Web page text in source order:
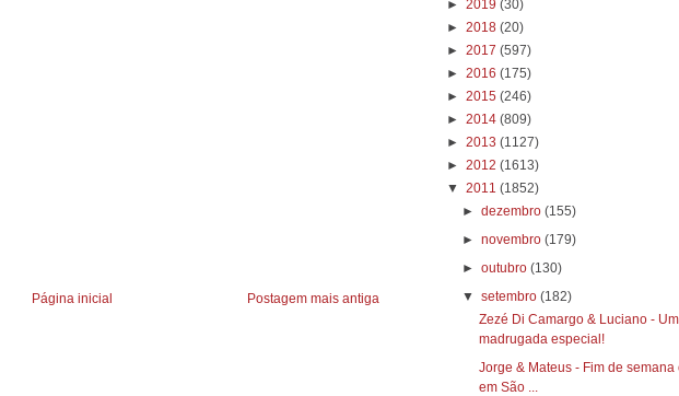
Postagem mais antiga
Página inicial
► 2019 (30)
► 2018 (20)
► 2017 (597)
► 2016 (175)
► 2015 (246)
► 2014 (809)
► 2013 (1127)
► 2012 (1613)
▼ 2011 (1852)
►dezembro(155)
►novembro(179)
►outubro(130)
▼setembro(182)
Zezé Di Camargo & Luciano -
madrugada especial!
Jorge & Mateus - Fim de
em São ...